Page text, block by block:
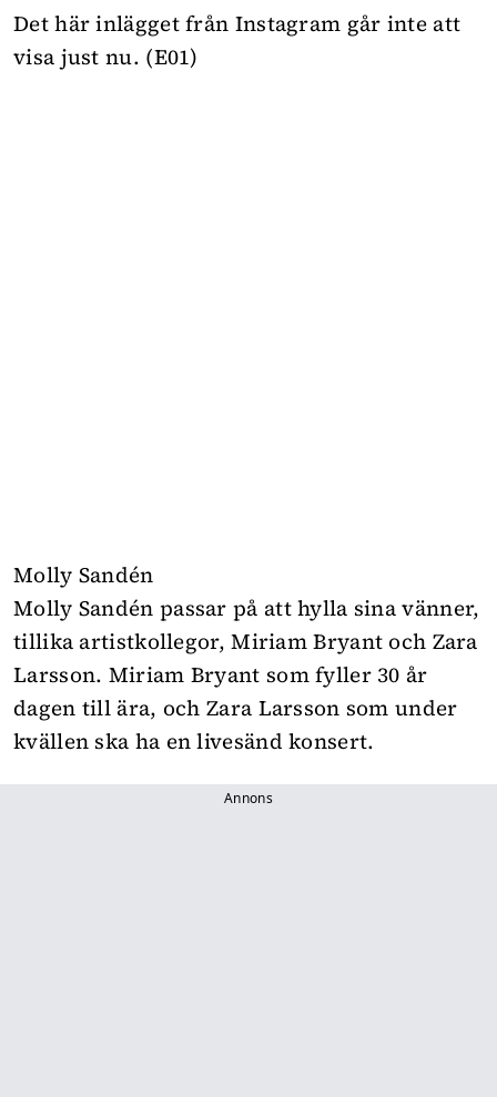
Det här inlägget från Instagram går inte att
visa just nu. (E01)
Molly Sandén
Molly Sandén passar på att hylla sina vänner,
tillika artistkollegor, Miriam Bryant och Zara
Larsson. Miriam Bryant som fyller 30 år
dagen till ära, och Zara Larsson som under
kvällen ska ha en livesänd konsert.
Annons